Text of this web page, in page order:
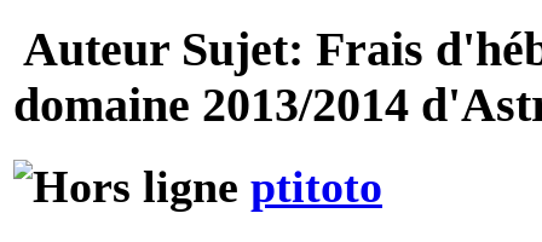
Auteur Sujet: Frais
domaine 2013/2014
ptitoto